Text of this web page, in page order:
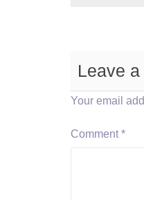
Leave
Your email
Comment *